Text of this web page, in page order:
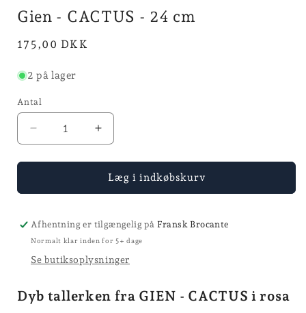
Gien - CACTUS - 24 cm
Normalpris
175,00 DKK
2 på lager
Antal
Reducer
antallet
for
-
-
Øg
antallet
for
Gien
-
-
24
Læg i indkøbskurv
Afhentning er tilgængelig på Fransk Brocante
Normalt klar inden for 5+ dage
Se butiksoplysninger
Dyb tallerken fra GIEN - CACTUS i rosa